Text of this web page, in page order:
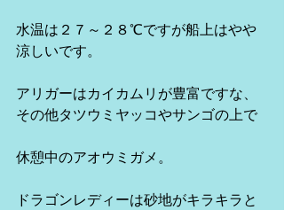
水温は２７～２８℃ですが船上はやや
涼しいです。
アリガーはカイカムリが豊富ですな、
その他タツウミヤッコやサンゴの上で
休憩中のアオウミガメ。
ドラゴンレディーは砂地がキラキラと